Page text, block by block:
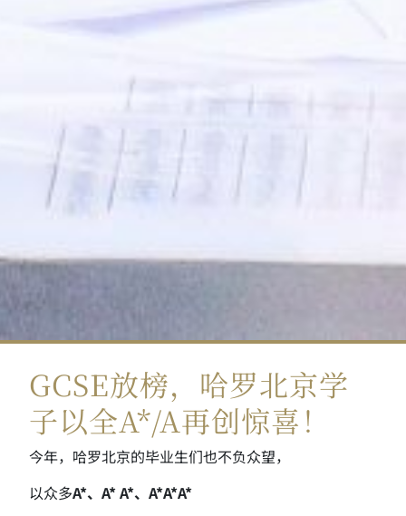
GCSE放榜，哈罗北京学
子以全A*/A再创惊喜！
今年，哈罗北京的毕业生们也不负众望，
以众多A*、A* A*、A*A*A*